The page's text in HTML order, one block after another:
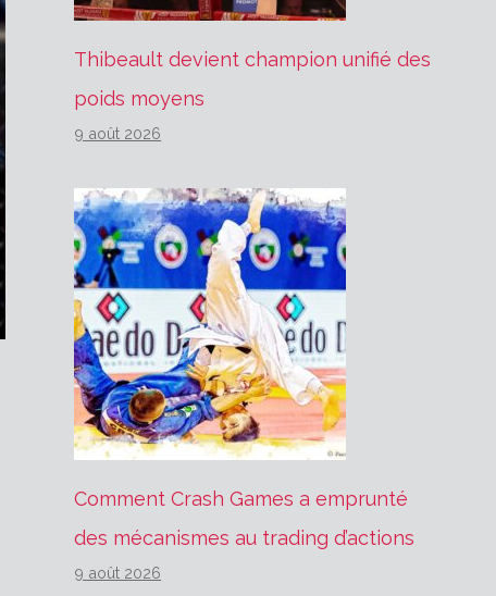
Thibeault devient champion unifié des
poids moyens
9 août 2026
Comment Crash Games a emprunté
des mécanismes au trading d’actions
9 août 2026